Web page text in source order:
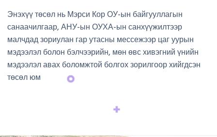
Энэхүү төсөл нь Мэрси Кор ОУ-ын байгууллагын
санаачилгаар, АНУ-ын ОУХА-ын санхүүжилтээр
малчдад зориулан гар утасны мессежээр цаг уурын
мэдээлэл болон бэлчээрийн, мөн өвс хивэгний үнийн
мэдээлэл авах боломжтой болгох зорилгоор хийгдсэн
төсөл юм